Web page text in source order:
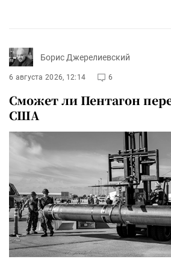
Борис Джерелиевский
6 августа 2026, 12:14 6
Сможет ли Пентагон
США